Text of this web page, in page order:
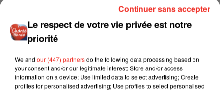
Le respect de votre vie privée est notre
priorité
We and our (447) partnersdo the following data processing based on
your consent and/or our legitimate interest: Store and/or access
information on a device; Use limited data to select advertising; Create
profiles for personalised advertising; Use profiles to select personalised
Continuer sans accepter